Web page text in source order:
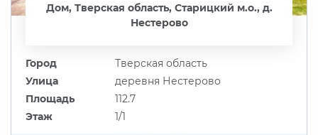
Дом, Тверская область, Старицкий м.о., д.
Нестерово
Город
Тверская область
Улица
деревня Нестерово
Площадь
112.7
Этаж
1/1